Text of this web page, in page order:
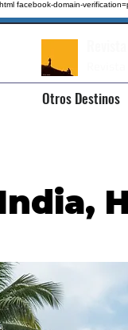
facebook-domain-
Otros Destinos